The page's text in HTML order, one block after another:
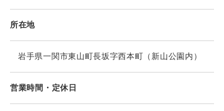
所在地
岩手県一関市東山町長坂字西本町（新山公園内）
営業時間・定休日